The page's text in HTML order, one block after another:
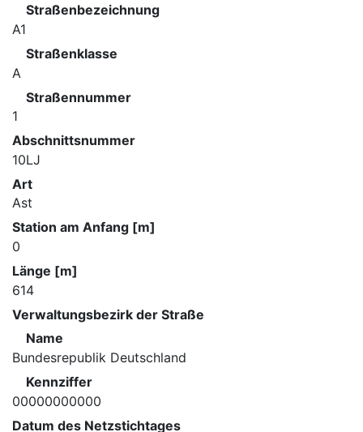
Straßenbezeichnung
A1
Straßenklasse
A
Straßennummer
1
Abschnittsnummer
10LJ
Art
Ast
Station am Anfang [m]
0
Länge [m]
614
Verwaltungsbezirk der Straße
Name
Bundesrepublik Deutschland
Kennziffer
00000000000
Datum des Netzstichtages